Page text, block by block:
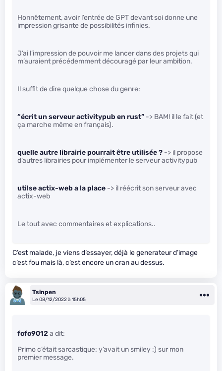
Honnêtement, avoir l’entrée de GPT devant soi donne une
impression grisante de possibilités infinies.
J’ai l’impression de pouvoir me lancer dans des projets qui
m’auraient précédemment découragé par leur ambition.
Il suffit de dire quelque chose du genre:
“écrit un serveur activitypub en rust” -> BAM! il le fait (et
ça marche même en français).
quelle autre librairie pourrait être utilisée ? -> il propose
d’autres librairies pour implémenter le serveur activitypub
utilse actix-web a la place -> il réécrit son serveur avec
actix-web
Le tout avec commentaires et explications..
C’est malade, je viens d’essayer, déjà le generateur d’image
c’est fou mais là, c’est encore un cran au dessus.
Tsinpen
Le 08/12/2022 à 15h05
fofo9012a dit:
Primo c’était sarcastique: y’avait un smiley :) sur mon
premier message.